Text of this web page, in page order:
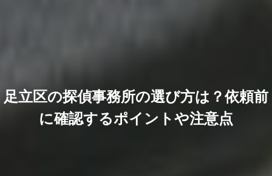
足立区の探偵事務所の選び方は？依頼前
に確認するポイントや注意点